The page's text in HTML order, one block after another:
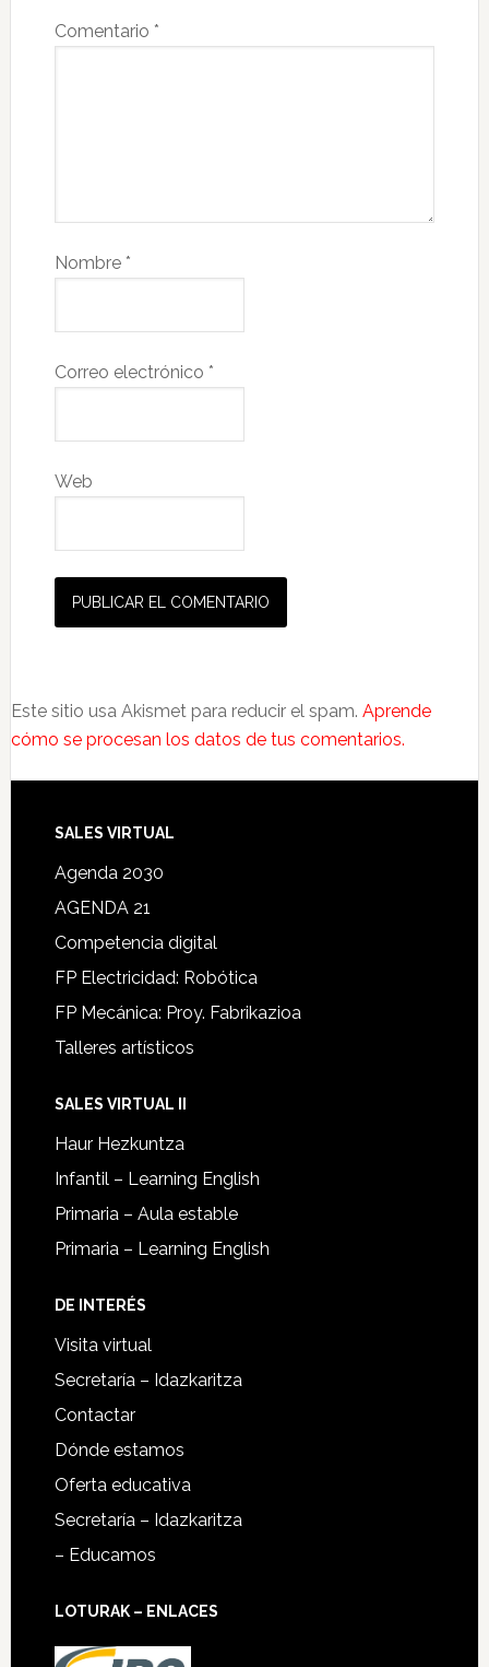
Comentario *
Nombre *
Correo electrónico *
Web
Este sitio usa Akismet para reducir el spam. Aprende
cómo se procesan los datos de tus comentarios.
SALES VIRTUAL
Agenda 2030
AGENDA 21
Competencia digital
FP Electricidad: Robótica
FP Mecánica: Proy. Fabrikazioa
Talleres artísticos
SALES VIRTUAL II
Haur Hezkuntza
Infantil – Learning English
Primaria – Aula estable
Primaria – Learning English
DE INTERÉS
Visita virtual
Secretaría – Idazkaritza
Contactar
Dónde estamos
Oferta educativa
Secretaría – Idazkaritza
– Educamos
LOTURAK – ENLACES